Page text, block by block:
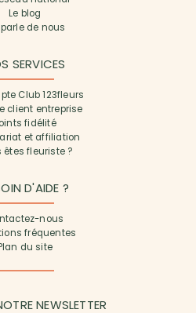
Le blog
de nous
SERVICES
Club 123fleurs
client entreprise
fidélité
et affiliation
êtes fleuriste ?
D'AIDE ?
nous
fréquentes
du site
NEWSLETTER